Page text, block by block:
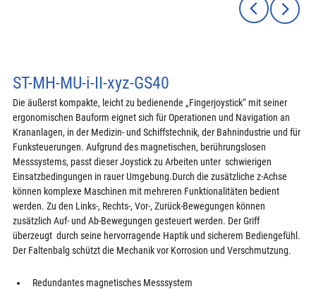
ST-MH-MU-i-II-xyz-GS40
Die äußerst kompakte, leicht zu bedienende „Fingerjoystick“ mit seiner
ergonomischen Bauform eignet sich für Operationen und Navigation an
Krananlagen, in der Medizin- und Schiffstechnik, der Bahnindustrie und für
Funksteuerungen. Aufgrund des magnetischen, berührungslosen
Messsystems, passt dieser Joystick zu Arbeiten unter  schwierigen
Einsatzbedingungen in rauer Umgebung.Durch die zusätzliche z-Achse
können komplexe Maschinen mit mehreren Funktionalitäten bedient
werden. Zu den Links-, Rechts-, Vor-, Zurück-Bewegungen können
zusätzlich Auf- und Ab-Bewegungen gesteuert werden. Der Griff
überzeugt  durch seine hervorragende Haptik und sicherem Bediengefühl.
Der Faltenbalg schützt die Mechanik vor Korrosion und Verschmutzung.
Redundantes magnetisches Messsystem